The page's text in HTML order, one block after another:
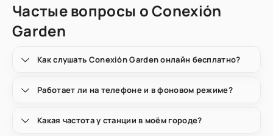
Частые вопросы о Conexión
Garden
Как слушать Conexión Garden онлайн бесплатно?
Работает ли на телефоне и в фоновом режиме?
Какая частота у станции в моём городе?